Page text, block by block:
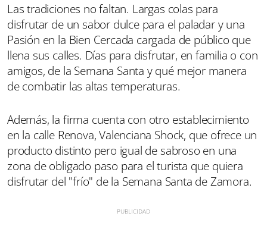
Las tradiciones no faltan. Largas colas para
disfrutar de un sabor dulce para el paladar y una
Pasión en la Bien Cercada cargada de público que
llena sus calles. Días para disfrutar, en familia o con
amigos, de la Semana Santa y qué mejor manera
de combatir las altas temperaturas.
Además, la firma cuenta con otro establecimiento
en la calle Renova, Valenciana Shock, que ofrece un
producto distinto pero igual de sabroso en una
zona de obligado paso para el turista que quiera
disfrutar del "frío" de la Semana Santa de Zamora.